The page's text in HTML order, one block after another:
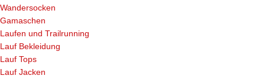
Wandersocken
Gamaschen
Laufen und Trailrunning
Lauf Bekleidung
Lauf Tops
Lauf Jacken